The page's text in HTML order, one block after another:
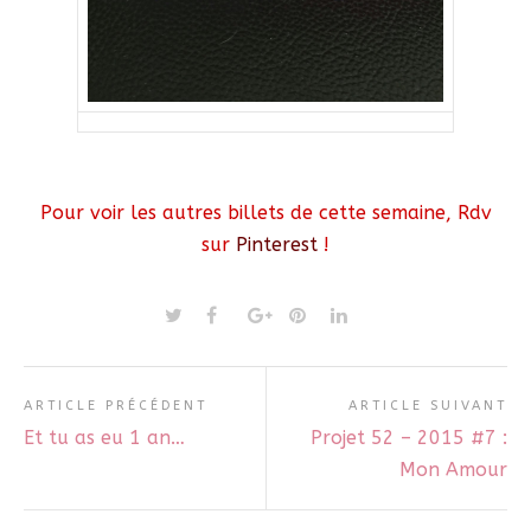
Pour voir les autres billets de cette semaine, Rdv
sur Pinterest !
ARTICLE PRÉCÉDENT
Et tu as eu 1 an…
ARTICLE SUIVANT
Projet 52 – 2015 #7 :
Mon Amour